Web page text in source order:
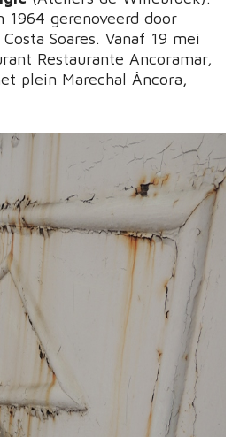
gerenoveerd door
Soares. Vanaf 19 mei
Restaurante Ancoramar,
plein Marechal Âncora,